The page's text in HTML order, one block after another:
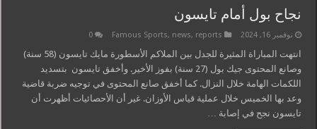
نجاح بول أمام تايسون
نوفمبر 16, 2024 Famous Sports, news, reports
0
انتهت المباراة المثيرة للجدل بين الملاكم الأسطورة مايك تايسون (58 سنة)
وصانع المحتوى جيك بول (27 سنة) بفوز الأخير. وأخفق تايسون بتسديد
اللكمات الهامة خلال النزال. كما أخفق صانع المحتوى في توجيه ضربة قاضية
وعد بها الخميس خلال عملية قياس الأوزان. غير أن الأحصائيات أظهرت أن
تايسون نجح في إصابة …